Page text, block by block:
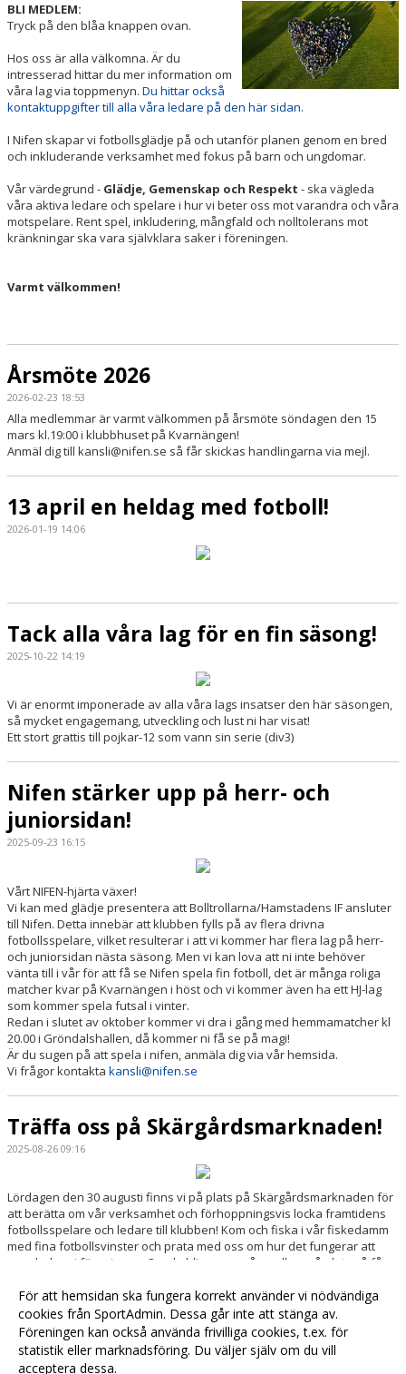
BLI MEDLEM:
Tryck på den blåa knappen ovan.
Hos oss är alla välkomna. Är du
intresserad hittar du mer information om
våra lag via toppmenyn. Du hittar också
kontaktuppgifter till alla våra ledare på den här sidan.
I Nifen skapar vi fotbollsglädje på och utanför planen genom en bred
och inkluderande verksamhet med fokus på barn och ungdomar.
Vår värdegrund - Glädje, Gemenskap och Respekt - ska vägleda
våra aktiva ledare och spelare i hur vi beter oss mot varandra och våra
motspelare. Rent spel, inkludering, mångfald och nolltolerans mot
kränkningar ska vara självklara saker i föreningen.
Varmt välkommen!
Årsmöte 2026
2026-02-23 18:53
Alla medlemmar är varmt välkommen på årsmöte söndagen den 15
mars kl.19:00 i klubbhuset på Kvarnängen!
Anmäl dig till kansli@nifen.se så får skickas handlingarna via mejl.
13 april en heldag med fotboll!
2026-01-19 14:06
Tack alla våra lag för en fin säsong!
2025-10-22 14:19
Vi är enormt imponerade av alla våra lags insatser den här säsongen,
så mycket engagemang, utveckling och lust ni har visat!
Ett stort grattis till pojkar-12 som vann sin serie (div3)
Nifen stärker upp på herr- och
juniorsidan!
2025-09-23 16:15
Vårt NIFEN-hjärta växer!
Vi kan med glädje presentera att Bolltrollarna/Hamstadens IF ansluter
till Nifen. Detta innebär att klubben fylls på av flera drivna
fotbollsspelare, vilket resulterar i att vi kommer har flera lag på herr-
och juniorsidan nästa säsong. Men vi kan lova att ni inte behöver
vänta till i vår för att få se Nifen spela fin fotboll, det är många roliga
matcher kvar på Kvarnängen i höst och vi kommer även ha ett HJ-lag
som kommer spela futsal i vinter.
Redan i slutet av oktober kommer vi dra i gång med hemmamatcher kl
20.00 i Gröndalshallen, då kommer ni få se på magi!
Är du sugen på att spela i nifen, anmäla dig via vår hemsida.
Vi frågor kontakta kansli@nifen.se
Träffa oss på Skärgårdsmarknaden!
2025-08-26 09:16
Lördagen den 30 augusti finns vi på plats på Skärgårdsmarknaden för
att berätta om vår verksamhet och förhoppningsvis locka framtidens
fotbollsspelare och ledare till klubben! Kom och fiska i vår fiskedamm
med fina fotbollsvinster och prata med oss om hur det fungerar att
vara ledare i föreningen. Om du blir prova-på-medlem på plats så får
Vi ses i hamnen!
Fler nyheter >>
För att hemsidan ska fungera korrekt använder vi nödvändiga
cookies från SportAdmin. Dessa går inte att stänga av.
Föreningen kan också använda frivilliga cookies, t.ex. för
statistik eller marknadsföring. Du väljer själv om du vill
acceptera dessa.